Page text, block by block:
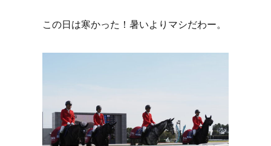
この日は寒かった！暑いよりマシだわー。